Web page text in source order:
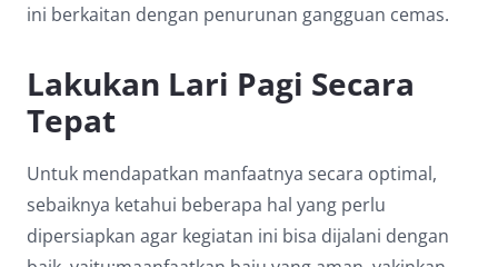
ini berkaitan dengan penurunan gangguan cemas.
Lakukan Lari Pagi Secara
Tepat
Untuk mendapatkan manfaatnya secara optimal,
sebaiknya ketahui beberapa hal yang perlu
dipersiapkan agar kegiatan ini bisa dijalani dengan